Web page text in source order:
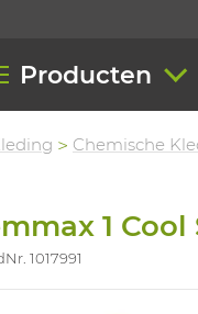
Producten
Chemische
1 Cool
1017991